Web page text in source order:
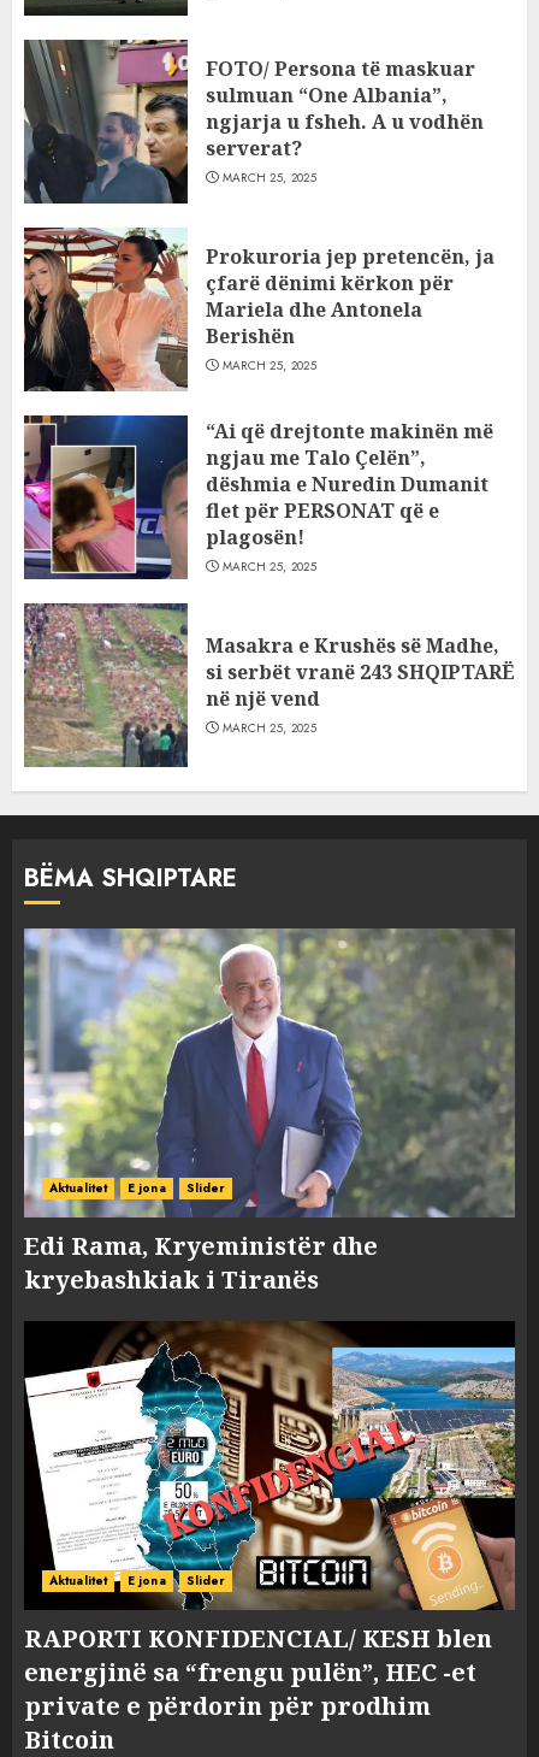
FOTO/ Persona të maskuar
sulmuan “One Albania”,
ngjarja u fsheh. A u vodhën
serverat?
MARCH 25, 2025
Prokuroria jep pretencën, ja
çfarë dënimi kërkon për
Mariela dhe Antonela
Berishën
MARCH 25, 2025
“Ai që drejtonte makinën më
ngjau me Talo Çelën”,
dëshmia e Nuredin Dumanit
flet për PERSONAT që e
plagosën!
MARCH 25, 2025
Masakra e Krushës së Madhe,
si serbët vranë 243 SHQIPTARË
në një vend
MARCH 25, 2025
BËMA SHQIPTARE
Aktualitet E jona Slider
Edi Rama, Kryeministër dhe
kryebashkiak i Tiranës
Aktualitet E jona Slider
RAPORTI KONFIDENCIAL/ KESH blen
energjinë sa “frengu pulën”, HEC -et
private e përdorin për prodhim
Bitcoin